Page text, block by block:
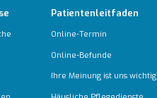
Patientenleitfaden
Online-Termin
Online-Befunde
Ihre Meinung ist uns wichtig